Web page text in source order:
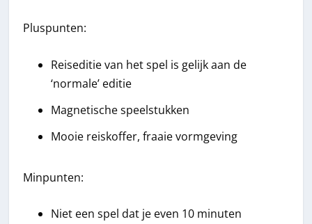
Pluspunten:
Reiseditie van het spel is gelijk aan de
‘normale’ editie
Magnetische speelstukken
Mooie reiskoffer, fraaie vormgeving
Minpunten:
Niet een spel dat je even 10 minuten